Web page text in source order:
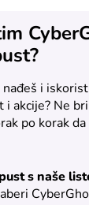
nađeš i
i akcije? Ne
po korak
s naše